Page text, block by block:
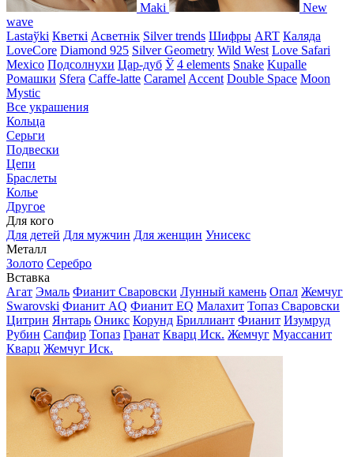
Maki
New
wave
Lastaўki Кветкі Асветнiк Silver trends Шифры ART Каляда
LoveCore Diamond 925 Silver Geometry Wild West Love Safari
Mexico Подсолнухи Цар-дуб Ў 4 elements Snake Kupalle
Ромашки Sfera Caffe-latte Caramel Accent Double Space Moon
Mystic
Все украшения
Кольца
Серьги
Подвески
Цепи
Браслеты
Колье
Другое
Для кого
Для детей Для мужчин Для женщин Унисекс
Металл
Золото Серебро
Вставка
Агат Эмаль Фианит Сваровски Лунный камень Опал Жемчуг
Swarovski Фианит AQ Фианит EQ Малахит Топаз Сваровски
Цитрин Янтарь Оникс Корунд Бриллиант Фианит Изумруд
Рубин Сапфир Топаз Гранат Кварц Иск. Жемчуг Муассанит
Кварц Жемчуг Иск.